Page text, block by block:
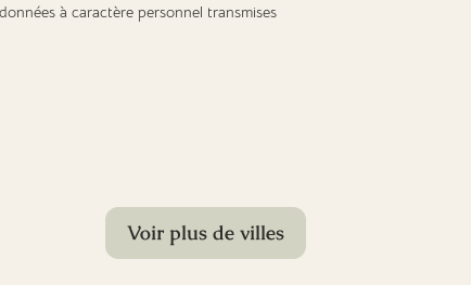
à caractère personnel transmises
Voir plus de villes